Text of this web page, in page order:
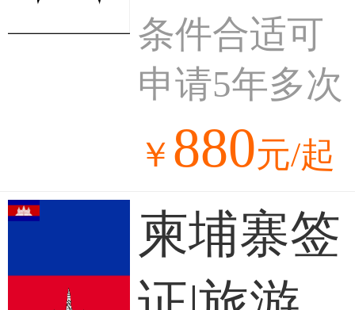
条件合适可
申请5年多次
￥ 880元/起
柬埔寨签